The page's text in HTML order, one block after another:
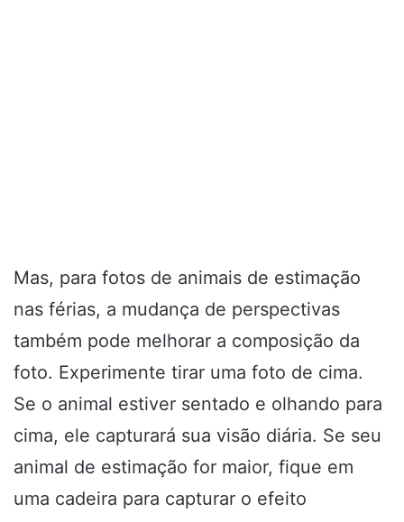
Mas, para fotos de animais de estimação
nas férias, a mudança de perspectivas
também pode melhorar a composição da
foto. Experimente tirar uma foto de cima.
Se o animal estiver sentado e olhando para
cima, ele capturará sua visão diária. Se seu
animal de estimação for maior, fique em
uma cadeira para capturar o efeito